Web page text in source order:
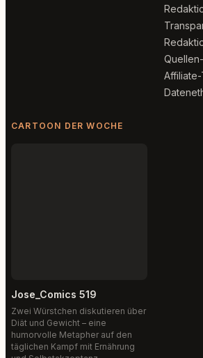
CARTOON DER WOCHE
Jose_Comics 519
Zwei Würstchen diskutieren über
Diät und Gewicht – eine
humorvolle Metapher auf den
täglichen Kampf mit Ernährung